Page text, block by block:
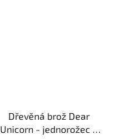
Dřevěná brož Dear
Unicorn - jednorožec z